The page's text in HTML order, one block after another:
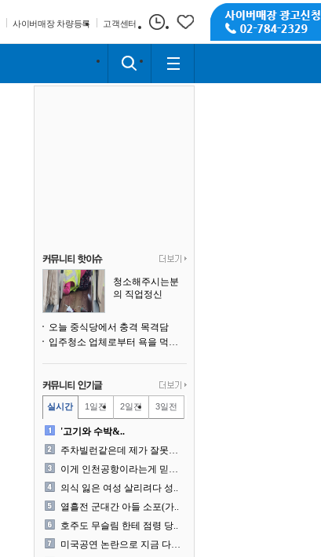
사이버매장 차량등록 고객센터
청소해주시는분
의 직업정신
오늘 중식당에서 충격 목격담
입주청소 업체로부터 욕을 먹고 있습니다
실시간 1일전 2일전 3일전
'고기와 수박&..
주차빌런같은데 제가 잘못한건..
이게 인천공항이라는게 믿겨지..
의식 잃은 여성 살리려다 성..
열흘전 군대간 아들 소포(가..
호주도 무슬림 한테 점령 당..
미국공연 논란으로 지금 다시..